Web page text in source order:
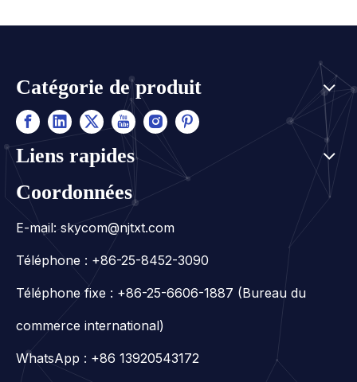
Catégorie de produit
Liens rapides
Coordonnées
E-mail: skycom@njtxt.com
Téléphone : +86-25-8452-3090
Téléphone fixe : +86-25-6606-1887 (Bureau du
commerce international)
WhatsApp : +86 13920543172